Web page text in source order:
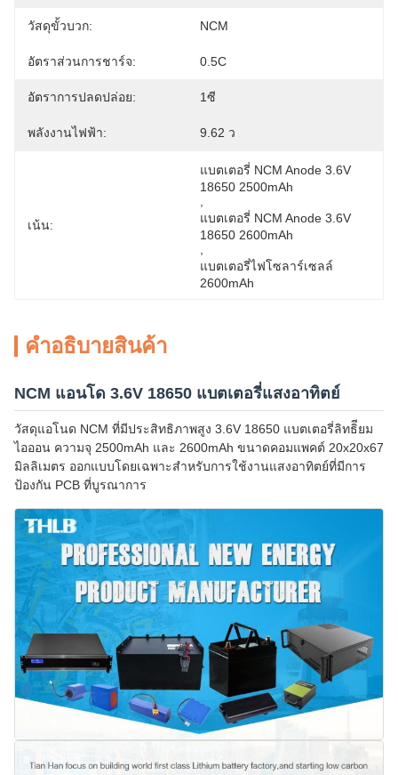
วัสดุขั้วบวก: NCM
อัตราส่วนการชาร์จ: 0.5C
อัตราการปลดปล่อย: 1ซี
พลังงานไฟฟ้า: 9.62 ว
เน้น:
แบตเตอรี่ NCM Anode 3.6V
18650 2500mAh
แบตเตอรี่ NCM Anode 3.6V
18650 2600mAh
แบตเตอรี่ไฟโซลาร์เซลล์
2600mAh
คําอธิบายสินค้า
NCM แอนโด 3.6V 18650 แบตเตอรี่แสงอาทิตย์
วัสดุแอโนด NCM ที่มีประสิทธิภาพสูง 3.6V 18650 แบตเตอรี่ลิทธิียม
ไอออน ความจุ 2500mAh และ 2600mAh ขนาดคอมแพคต์ 20x20x67
มิลลิเมตร ออกแบบโดยเฉพาะสําหรับการใช้งานแสงอาทิตย์ที่มีการ
ป้องกัน PCB ที่บูรณาการ